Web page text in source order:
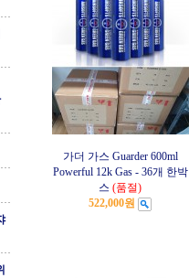
가더 가스 Guarder 600ml
Powerful 12k Gas - 36개 한박
스 (품절)
522,000원